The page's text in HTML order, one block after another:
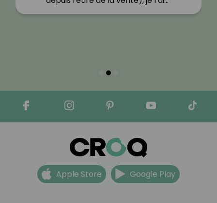
Apple Store Google Play